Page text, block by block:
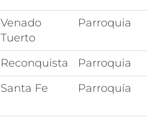
Venado
Tuerto
Parroquia
Reconquista Parroquia
Santa Fe
Parroquía